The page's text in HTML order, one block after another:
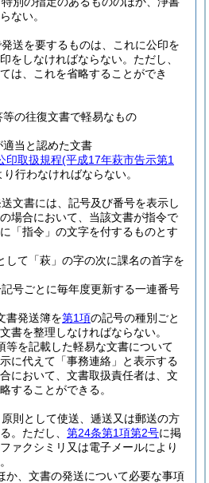
ない。
送を要するものは、これに公印を
をしなければならない。 ただし、
は、これを省略することができ
の往復文書で軽易なもの
当と認めた文書
印取扱規程(平成17年萩市告示第1
行わなければならない。
文書には、記号及び番号を表示し
場合において、当該文書が指令で
「指令」の文字を付するものとす
して「萩」の字の次に課名の首字を
号ごとに毎年度更新する一連番号
書発送簿を第1項の記号の種別ごと
書を整理しなければならない。
等を記載した軽易な文書について
に代えて「事務連絡」と表示する
において、文書取扱責任者は、文
することができる。
則として使送、逓送又は郵送の方
。 ただし、 第24条第1項第2号に掲
ァクシミリ又は電子メールにより
か、文書の発送について必要な事項